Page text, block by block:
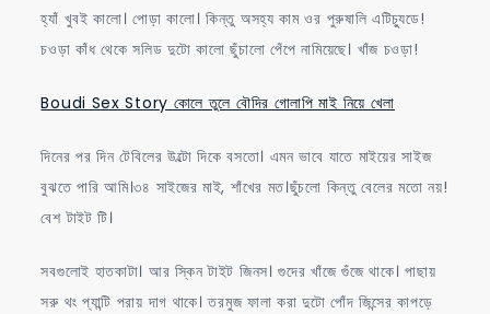
হ্যাঁ খুবই কালো। পোড়া কালো। কিন্তু অসহ্য কাম ওর পুরুষালি এটিচ্যুডে!
চওড়া কাঁধ থেকে সলিড দুটো কালো ছুঁচালো পেঁপে নামিয়েছে। খাঁজ চওড়া!
Boudi Sex Story কোলে তুলে বৌদির গোলাপি মাই নিয়ে খেলা
দিনের পর দিন টেবিলের উল্টো দিকে বসতো। এমন ভাবে যাতে মাইয়ের সাইজ
বুঝতে পারি আমি।৩৪ সাইজের মাই, শাঁখের মত।ছুঁচলো কিন্তু বেলের মতো নয়!
বেশ টাইট টি।
সবগুলোই হাতকাটা। আর স্কিন টাইট জিনস। গুদের খাঁজে গুঁজে থাকে। পাছায়
সরু থং প্যান্টি পরায় দাগ থাকে। তরমুজ ফালা করা দুটো পোঁদ জিন্সের কাপড়ে